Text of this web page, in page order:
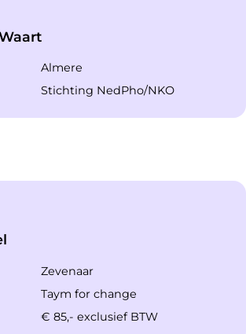
Almere
Stichting NedPho/NKO
Zevenaar
Taym for change
€ 85,- exclusief BTW